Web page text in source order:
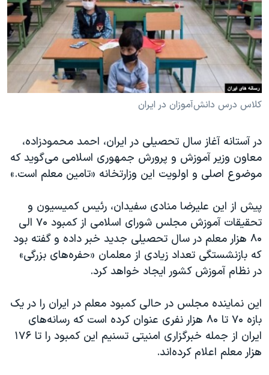
فرهنگ و زندگی
حقوق شهروندی
اقتصادی
علم و فناوری
آرشیو پخش زنده
مستندها
انتخابات ریاست جمهوری آمریکا ۲۰۲۴
حمله جمهوری اسلامی به اسرائیل
رمز مهسا
مجموعه مستندهای دادخواهی
تریبونال مردمی آبان ۹۸
دادگاه حمید نوری
چهل سال گروگان‌گیری
قانون شفافیت دارائی کادر رهبری ایران
اعتراضات مردمی آبان ۹۸
اسرائیل در جنگ
همایش محافظه‌کاران آمریکا «سی‌پک»
صفحه‌های ویژه
سفر پرزیدنت ترامپ به چین
دنبال کنید
زبانهای مختلف
کلاس درس دانش‌آموزان در ایران
در آستانه آغاز سال تحصیلی در ایران، احمد محمودزاده،
معاون وزیر آموزش و پرورش جمهوری اسلامی می‌گوید که
موضوع اصلی و اولویت این وزارتخانه «تامین معلم است.»
پیش از این علیرضا منادی سفیدان، رئیس کمیسیون و
تحقیقات آموزش مجلس شورای اسلامی از کمبود ۷۰ الی
۸۰ هزار معلم در سال تحصیلی جدید خبر داده و گفته بود
که بازنشستگی تعداد زیادی از معلمان «حفره‌های بزرگی»
در نظام آموزش کشور ایجاد خواهد کرد.
این نماینده مجلس در حالی کمبود معلم در ایران را در یک
بازه ۷۰ تا ۸۰ هزار نفری عنوان کرده است که رسانه‌های
ایران از جمله خبرگزاری امنیتی تسنیم این کمبود را تا ۱۷۶
هزار معلم اعلام کرده‌اند.